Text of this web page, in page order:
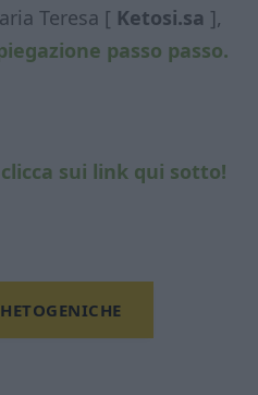
Teresa [ Ketosi.sa ],
passo passo.
clicca sui link qui sotto!